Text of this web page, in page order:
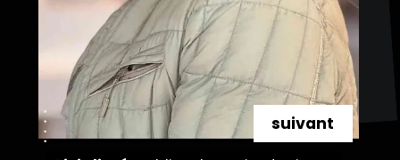
suivant